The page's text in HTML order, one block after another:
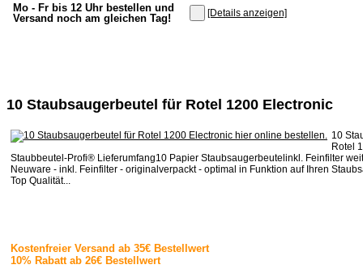
Mo - Fr bis 12 Uhr bestellen und
Versand noch am gleichen Tag!
[Details anzeigen]
10 Staubsaugerbeutel für Rotel 1200 Electronic
10
Rotel
Staubbeutel-Profi® Lieferumfang10 Papier Staubsaugerbeutelinkl. Feinfilter
Neuware - inkl. Feinfilter - originalverpackt - optimal in Funktion auf Ihren
Top Qualität...
Kostenfreier Versand ab 35€ Bestellwert
10% Rabatt ab 26€ Bestellwert